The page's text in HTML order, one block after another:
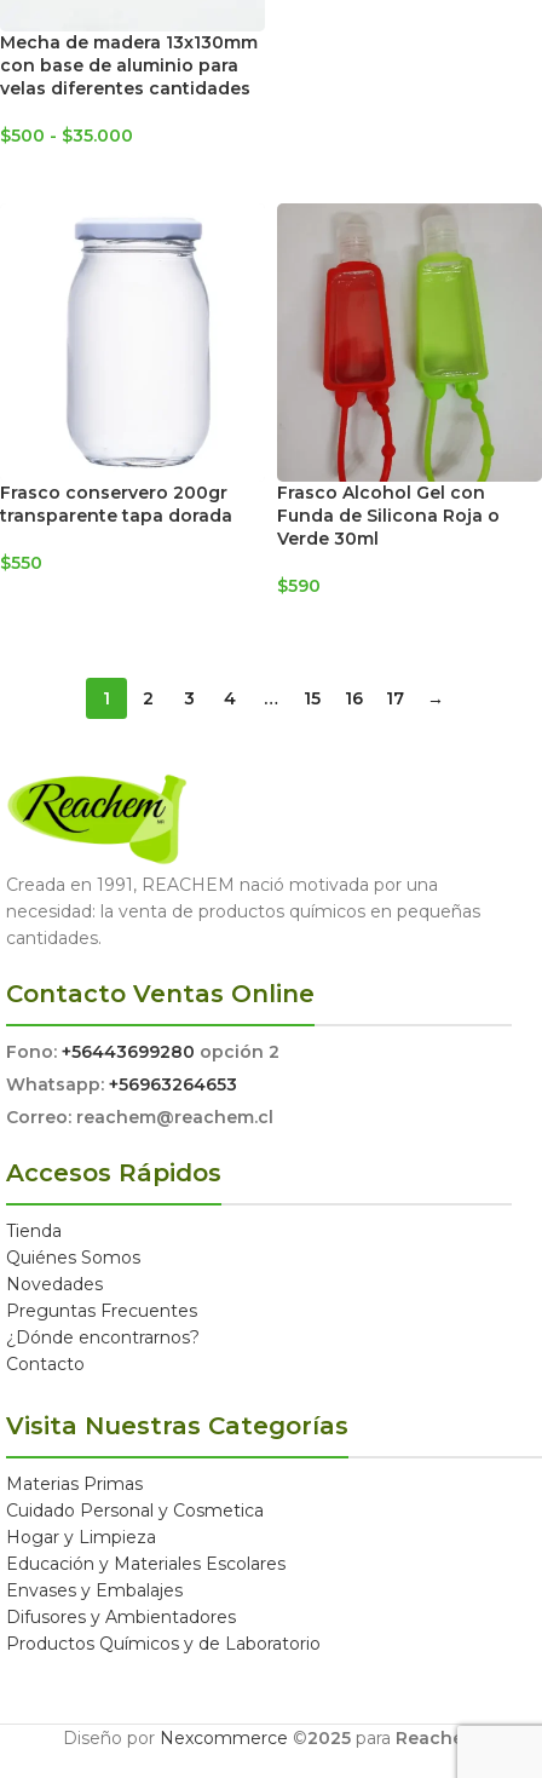
Mecha de madera 13x130mm
con base de aluminio para
velas diferentes cantidades
$500 - $35.000
Frasco conservero 200gr
transparente tapa dorada
$550
Frasco Alcohol Gel con
Funda de Silicona Roja o
Verde 30ml
$590
1 2 3 4 … 15 16 17 →
Creada en 1991, REACHEM nació motivada por una
necesidad: la venta de productos químicos en pequeñas
cantidades.
Contacto Ventas Online
Fono: +56443699280 opción 2
Whatsapp: +56963264653
Correo: reachem@reachem.cl
Accesos Rápidos
Tienda
Quiénes Somos
Novedades
Preguntas Frecuentes
¿Dónde encontrarnos?
Contacto
Visita Nuestras Categorías
Materias Primas
Cuidado Personal y Cosmetica
Hogar y Limpieza
Educación y Materiales Escolares
Envases y Embalajes
Difusores y Ambientadores
Productos Químicos y de Laboratorio
Diseño por Nexcommerce ©2025para Reachem